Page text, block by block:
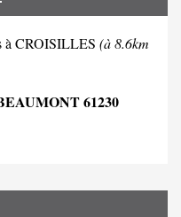
à CROISILLES (à 8.6km
61230